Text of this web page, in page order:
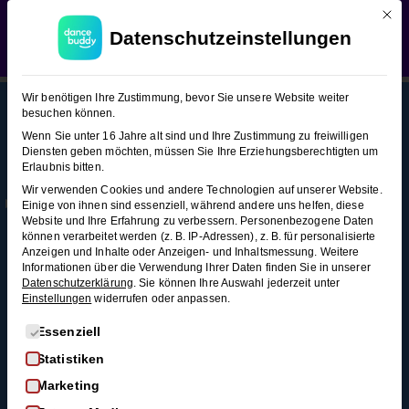
WEDDING SEASON SALE:
Hochzeitstanzkurse!Verwerfen
Foxtrott (Figuren-Snacks 2)
Foxtrott
(Figuren-
Snacks
2)
8
Kreuzschritt
4 Minuten
Twister
3
Minuten
Twister-
Karussell
This content is protected, pleaseloginand
iches
AGB
Datenschutz
Widerrufsrecht
Impressum
Infos
Membership
Kontakt
FAQ
Alle Blogartikel
Schwungvoll
durchstarten: Swing
tanzen für
Anfänger*innen
Mit
Datenschutzeinstellungen
Wir benötigen Ihre Zustimmung, bevor Sie unsere Website weiter
besuchen können.
Wenn Sie unter 16 Jahre alt sind und Ihre Zustimmung zu freiwilligen
Diensten geben möchten, müssen Sie Ihre Erziehungsberechtigten um
Erlaubnis bitten.
Wir verwenden Cookies und andere Technologien auf unserer Website.
Einige von ihnen sind essenziell, während andere uns helfen, diese
Website und Ihre Erfahrung zu verbessern. Personenbezogene Daten
können verarbeitet werden (z. B. IP-Adressen), z. B. für personalisierte
Anzeigen und Inhalte oder Anzeigen- und Inhaltsmessung. Weitere
Informationen über die Verwendung Ihrer Daten finden Sie in unserer
Datenschutzerklärung. Sie können Ihre Auswahl jederzeit unter
Einstellungen widerrufen oder anpassen.
Es folgt eine Liste der Service-Gruppen, für die eine
Essenziell
Statistiken
Marketing